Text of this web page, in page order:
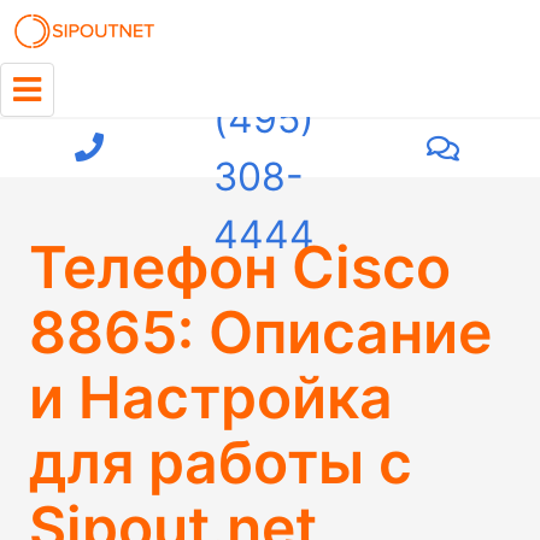
(495)
308-
4444
Телефон Cisco
8865: Описание
и Настройка
для работы с